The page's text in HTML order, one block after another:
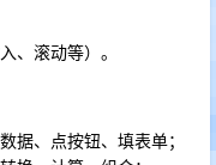
、滚动等）。
据、点按钮、填表单；